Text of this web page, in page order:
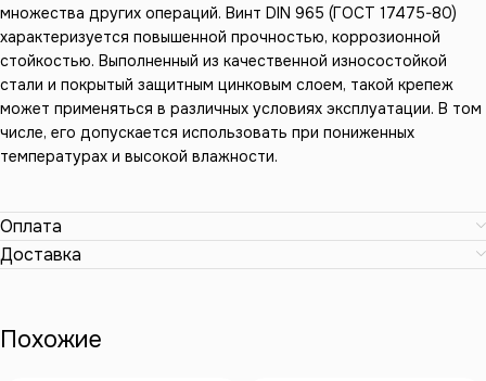
множества других операций. Винт DIN 965 (ГОСТ 17475-80)
характеризуется повышенной прочностью, коррозионной
стойкостью. Выполненный из качественной износостойкой
стали и покрытый защитным цинковым слоем, такой крепеж
может применяться в различных условиях эксплуатации. В том
числе, его допускается использовать при пониженных
температурах и высокой влажности.
Оплата
Доставка
Похожие